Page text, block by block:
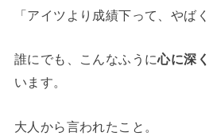
「アイツより成績下って、やば
誰にでも、こんなふうに心に深
います。
大人から言われたこと。